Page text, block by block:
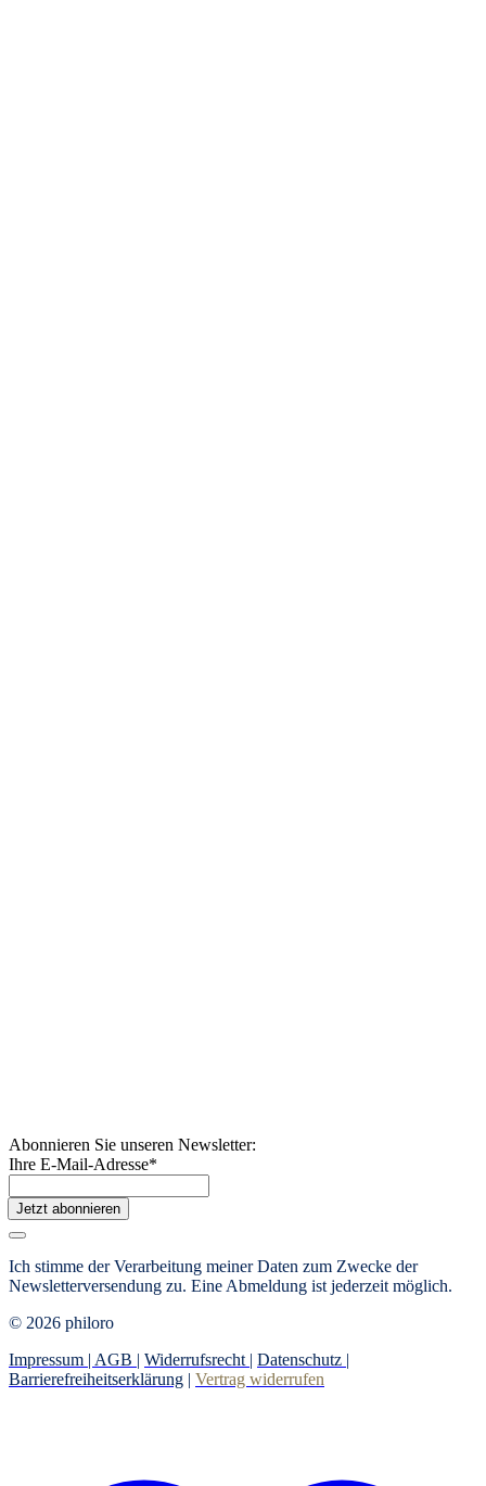
Abonnieren Sie unseren Newsletter:
Ihre E-Mail-Adresse*
Jetzt abonnieren
Ich stimme der Verarbeitung meiner Daten zum Zwecke der
Newsletterversendung zu. Eine Abmeldung ist jederzeit möglich.
© 2026 philoro
Impressum | AGB | Widerrufsrecht | Datenschutz |
Barrierefreiheitserklärung | Vertrag widerrufen